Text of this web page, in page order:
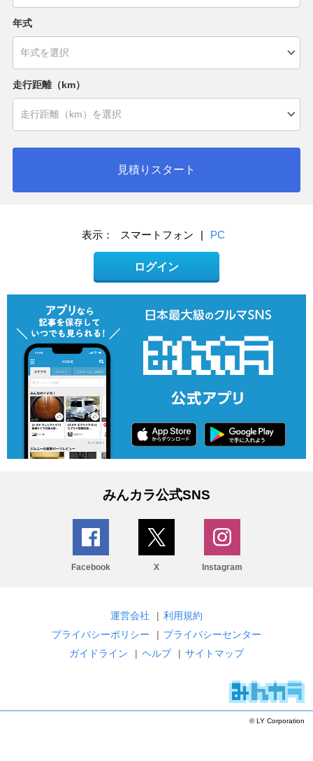
年式
走行距離（km）
見積りスタート
表示： スマートフォン | PC
ログイン
みんカラ公式SNS
Facebook X Instagram
運営会社 | 利用規約
プライバシーポリシー
| プライバシーセンター
ガイドライン
| ヘルプ | サイトマップ
© LY Corporation